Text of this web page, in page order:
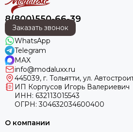
8(800)550-66-39
Заказать звонок
WhatsApp
Telegram
MAX
info@modaluxx.ru
445039, г. Тольятти, ул.
ИП Корпусов Игорь Валериевич
ИНН: 632113015543
ОГРН: 304632034600400
О компании